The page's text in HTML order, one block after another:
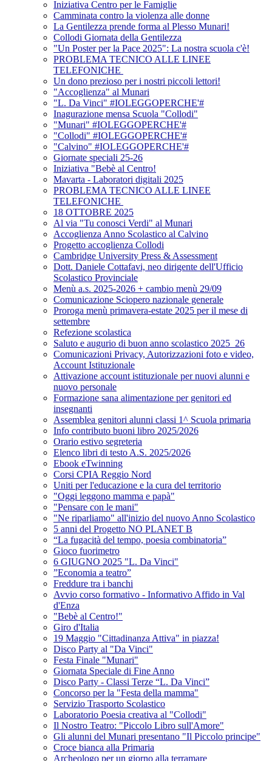
Iniziativa Centro per le Famiglie
Camminata contro la violenza alle donne
La Gentilezza prende forma al Plesso Munari!
Collodi Giornata della Gentilezza
"Un Poster per la Pace 2025": La nostra scuola c'è!
PROBLEMA TECNICO ALLE LINEE
TELEFONICHE
Un dono prezioso per i nostri piccoli lettori!
"Accoglienza" al Munari
"L. Da Vinci" #IOLEGGOPERCHE'#
Inagurazione mensa Scuola "Collodi"
"Munari" #IOLEGGOPERCHE'#
"Collodi" #IOLEGGOPERCHE'#
"Calvino" #IOLEGGOPERCHE'#
Giornate speciali 25-26
Iniziativa "Bebè al Centro!
Mavarta - Laboratori digitali 2025
PROBLEMA TECNICO ALLE LINEE
TELEFONICHE
18 OTTOBRE 2025
Al via "Tu conosci Verdi" al Munari
Accoglienza Anno Scolastico al Calvino
Progetto accoglienza Collodi
Cambridge University Press & Assessment
Dott. Daniele Cottafavi, neo dirigente dell'Ufficio
Scolastico Provinciale
Menù a.s. 2025-2026 + cambio menù 29/09
Comunicazione Sciopero nazionale generale
Proroga menù primavera-estate 2025 per il mese di
settembre
Refezione scolastica
Saluto e augurio di buon anno scolastico 2025_26
Comunicazioni Privacy, Autorizzazioni foto e video,
Account Istituzionale
Attivazione account istituzionale per nuovi alunni e
nuovo personale
Formazione sana alimentazione per genitori ed
insegnanti
Assemblea genitori alunni classi 1^ Scuola primaria
Info contributo buoni libro 2025/2026
Orario estivo segreteria
Elenco libri di testo A.S. 2025/2026
Ebook eTwinning
Corsi CPIA Reggio Nord
Uniti per l'educazione e la cura del territorio
"Oggi leggono mamma e papà"
"Pensare con le mani"
"Ne riparliamo" all'inizio del nuovo Anno Scolastico
5 anni del Progetto NO PLANET B
“La fugacità del tempo, poesia combinatoria”
Gioco fuorimetro
6 GIUGNO 2025 "L. Da Vinci"
”Economia a teatro”
Freddure tra i banchi
Avvio corso formativo - Informativo Affido in Val
d'Enza
"Bebè al Centro!"
Giro d'Italia
19 Maggio "Cittadinanza Attiva" in piazza!
Disco Party al "Da Vinci"
Festa Finale "Munari"
Giornata Speciale di Fine Anno
Disco Party - Classi Terze “L. Da Vinci”
Concorso per la "Festa della mamma"
Servizio Trasporto Scolastico
Laboratorio Poesia creativa al "Collodi"
Il Nostro Teatro: "Piccolo Libro sull'Amore"
Gli alunni del Munari presentano "Il Piccolo principe"
Croce bianca alla Primaria
Archeologo per un giorno alla terramare